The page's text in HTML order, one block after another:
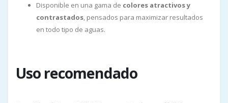
Disponible en una gama de colores atractivos y
contrastados, pensados para maximizar resultados
en todo tipo de aguas.
Uso recomendado